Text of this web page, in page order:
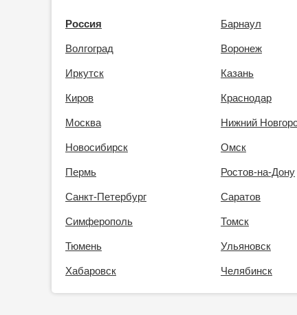
Россия Барнаул
Волгоград Воронеж
Иркутск Казань
Киров Краснодар
Москва Нижний
Новосибирск Омск
Пермь Ростов-на-Дону
Санкт-Петербург Саратов
Симферополь Томск
Тюмень Ульяновск
Хабаровск Челябинск